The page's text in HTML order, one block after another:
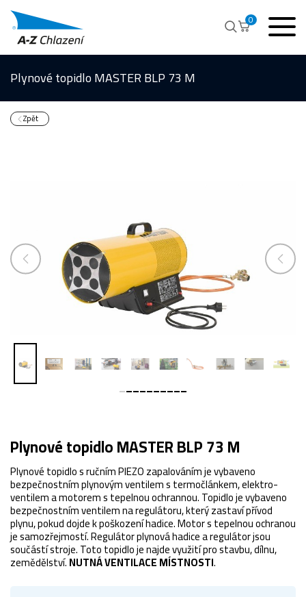
0
Plynové topidlo MASTER BLP 73 M
Zpět
Plynové topidlo MASTER BLP 73 M
Plynové topidlo s ručním PIEZO zapalováním je vybaveno
bezpečnostním plynovým ventilem s termočlánkem, elektro-
ventilem a motorem s tepelnou ochrannou. Topidlo je vybaveno
bezpečnostním ventilem na regulátoru, který zastaví přívod
plynu, pokud dojde k poškození hadice. Motor s tepelnou ochranou
je samozřejmostí. Regulátor plynová hadice a regulátor jsou
součástí stroje. Toto topidlo je najde využití pro stavbu, dílnu,
zemědělství.NUTNÁ VENTILACE MÍSTNOSTI.